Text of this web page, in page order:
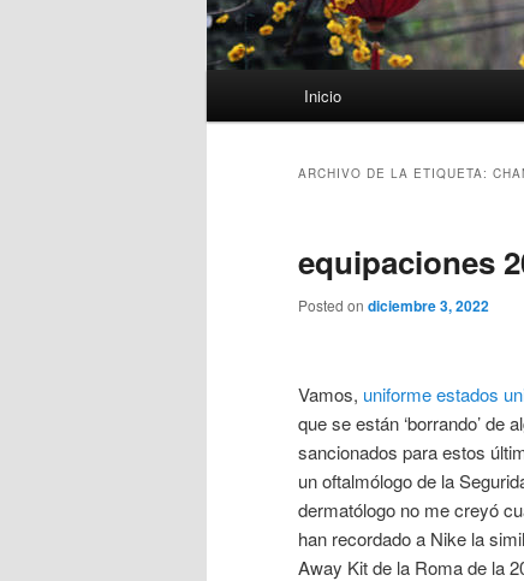
Inicio
ARCHIVO DE LA ETIQUETA:
equipaciones
Posted on diciembre 3, 2022
Vamos, uniforme estados
que se están ‘borrando’ de
sancionados para estos
un oftalmólogo de la
dermatólogo no me creyó
han recordado a Nike la
Away Kit de la Roma de la